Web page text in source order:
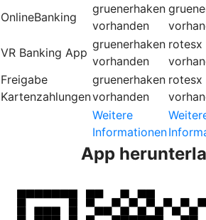
OnlineBanking
gruenerhaken
vorhanden
VR Banking App
gruenerhaken
vorhanden
rotesx
Freigabe
Kartenzahlungen
gruenerhaken
vorhanden
rotesx
Weitere
Informationen
App